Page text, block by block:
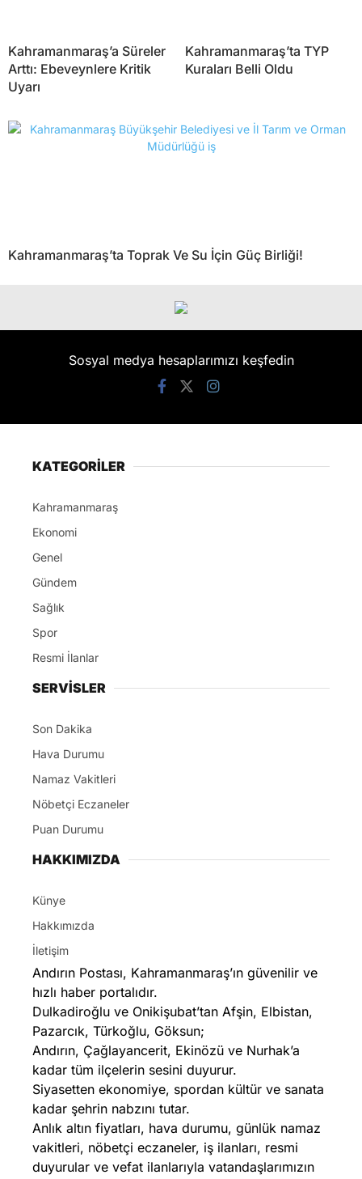
Kahramanmaraş’a Süreler
Arttı: Ebeveynlere Kritik
Uyarı
Kahramanmaraş’ta TYP
Kuraları Belli Oldu
Kahramanmaraş’ta Toprak Ve Su İçin Güç Birliği!
Sosyal medya hesaplarımızı keşfedin
KATEGORİLER
Kahramanmaraş
Ekonomi
Genel
Gündem
Sağlık
Spor
Resmi İlanlar
SERVİSLER
Son Dakika
Hava Durumu
Namaz Vakitleri
Nöbetçi Eczaneler
Puan Durumu
HAKKIMIZDA
Künye
Hakkımızda
İletişim
Andırın Postası, Kahramanmaraş’ın güvenilir ve
hızlı haber portalıdır.
Dulkadiroğlu ve Onikişubat’tan Afşin, Elbistan,
Pazarcık, Türkoğlu, Göksun;
Andırın, Çağlayancerit, Ekinözü ve Nurhak’a
kadar tüm ilçelerin sesini duyurur.
Siyasetten ekonomiye, spordan kültür ve sanata
kadar şehrin nabzını tutar.
Anlık altın fiyatları, hava durumu, günlük namaz
vakitleri, nöbetçi eczaneler, iş ilanları, resmi
duyurular ve vefat ilanlarıyla vatandaşlarımızın